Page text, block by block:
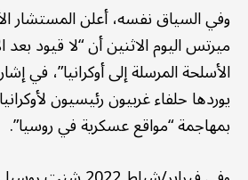
وفي السياق نفسه، أعلن المستشار
ميرتس اليوم الاثنين أن “لا قيود
الأسلحة المرسلة إلى أوكرانيا”، في
يوردها حلفاء غربيون رئيسيون
بمهاجمة “مواقع عسكرية في روسيا”.